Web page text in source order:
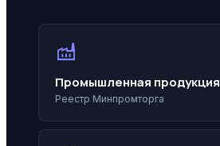
factory
Промышленная продукция
Реестр Минпромторга